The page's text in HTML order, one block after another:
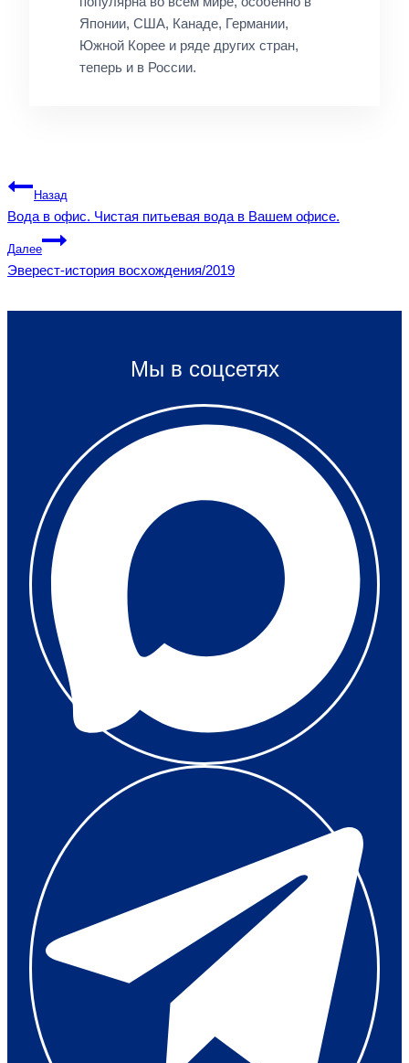
Японии, США, Канаде, Германии,
Южной Корее и ряде других стран,
теперь и в России.
Навигация
по
записям
Назад
Вода в офис. Чистая питьевая вода в Вашем офисе.
Далее
Эверест-история восхождения/2019
Мы в соцсетях